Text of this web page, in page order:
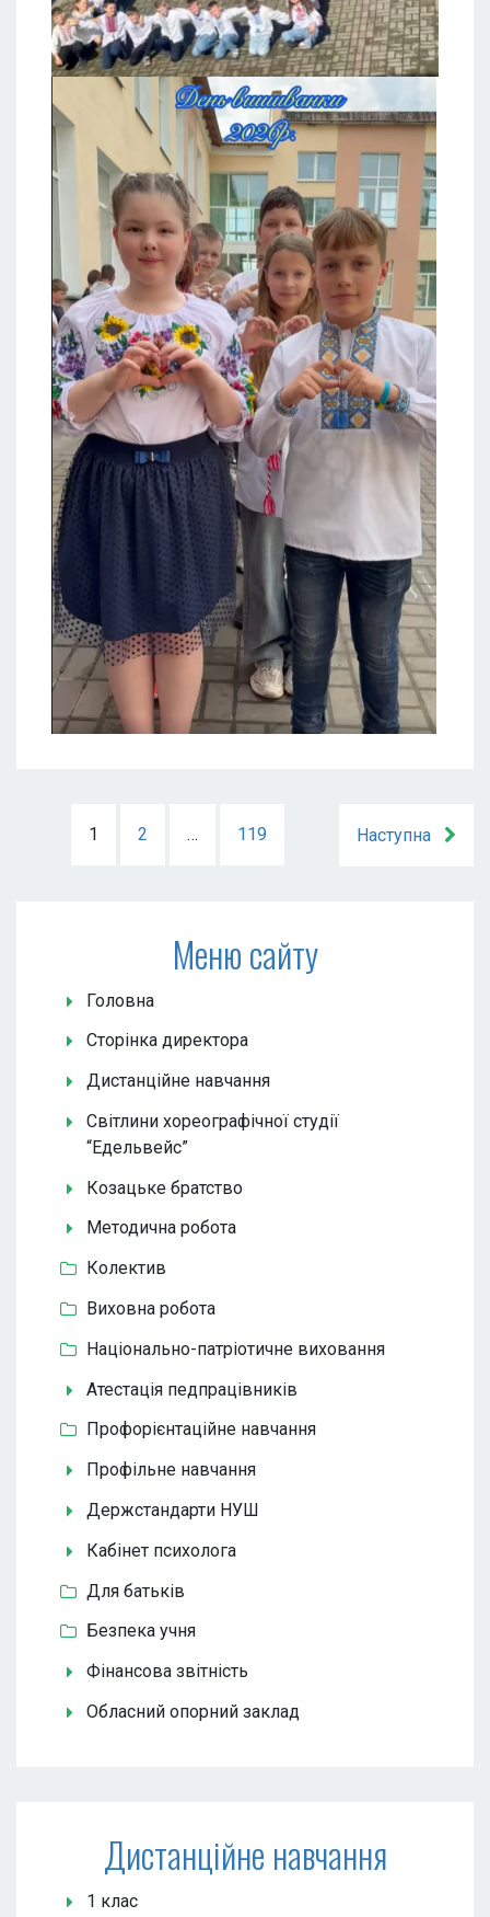
1 2 … 119 Наступна
Меню сайту
Головна
Сторінка директора
Дистанційне навчання
Світлини хореографічної студії
“Едельвейс”
Козацьке братство
Методична робота
Колектив
Виховна робота
Національно-патріотичне виховання
Атестація педпрацівників
Профорієнтаційне навчання
Профільне навчання
Держстандарти НУШ
Кабінет психолога
Для батьків
Безпека учня
Фінансова звітність
Обласний опорний заклад
Дистанційне навчання
1 клас